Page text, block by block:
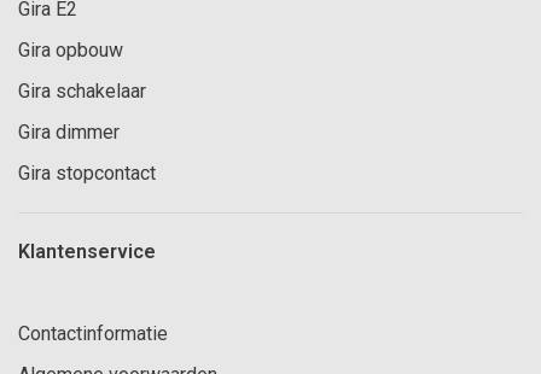
Gira E2
Gira opbouw
Gira schakelaar
Gira dimmer
Gira stopcontact
Klantenservice
Contactinformatie